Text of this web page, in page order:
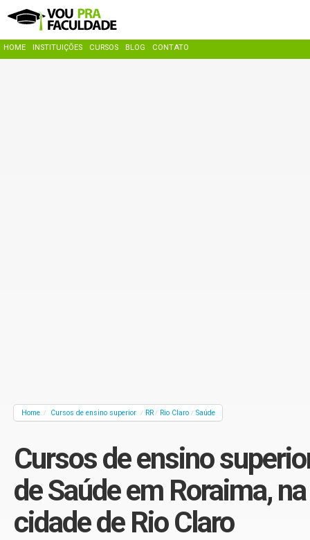
HOME INSTITUIÇÕES CURSOS BLOG CONTATO
Home / Cursos de ensino superior / RR / Rio Claro / Saúde
Cursos de ensino
de Saúde em Roraima, na
cidade de Rio Claro